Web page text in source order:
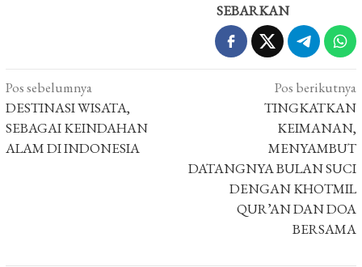
SEBARKAN
Navigasi
pos
Pos sebelumnya
DESTINASI WISATA,
SEBAGAI KEINDAHAN
ALAM DI INDONESIA
Pos berikutnya
TINGKATKAN
KEIMANAN,
MENYAMBUT
DATANGNYA BULAN SUCI
DENGAN KHOTMIL
QUR’AN DAN DOA
BERSAMA